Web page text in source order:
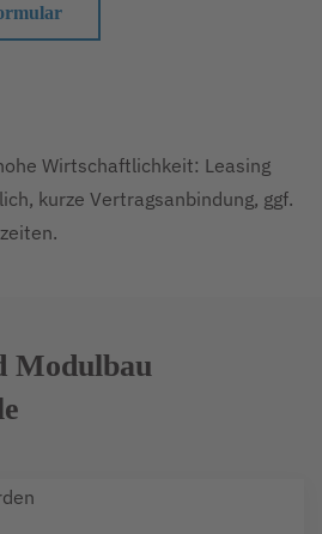
Wirtschaftlichkeit: Leasing
kurze Vertragsanbindung, ggf.
Modulbau